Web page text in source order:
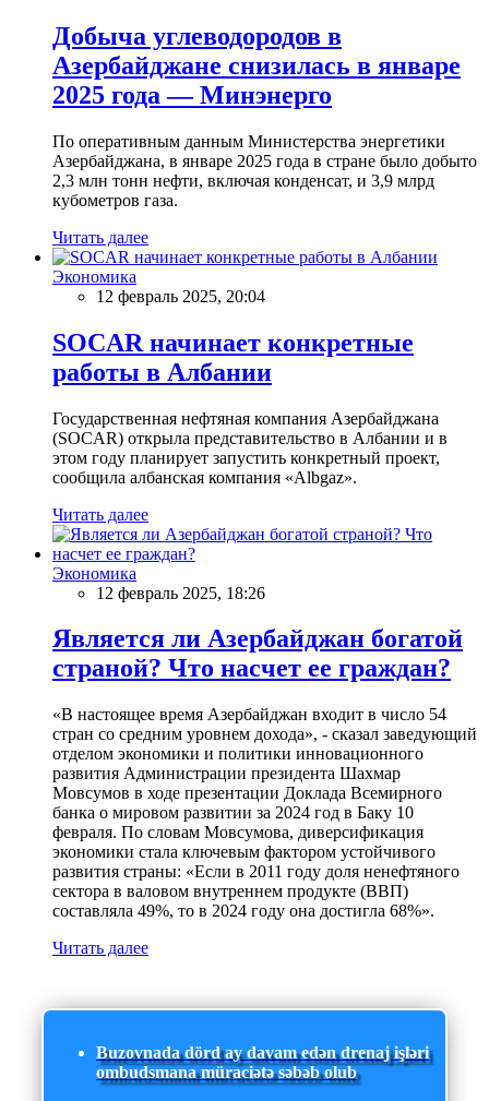
Добыча углеводородов в
Азербайджане снизилась в январе
2025 года — Минэнерго
По оперативным данным Министерства энергетики
Азербайджана, в январе 2025 года в стране было добыто
2,3 млн тонн нефти, включая конденсат, и 3,9 млрд
кубометров газа.
Читать далее
Экономика
12 февраль 2025, 20:04
SOCAR начинает конкретные
работы в Албании
Государственная нефтяная компания Азербайджана
(SOCAR) открыла представительство в Албании и в
этом году планирует запустить конкретный проект,
сообщила албанская компания «Albgaz».
Читать далее
Экономика
12 февраль 2025, 18:26
Является ли Азербайджан богатой
страной? Что насчет ее граждан?
«В настоящее время Азербайджан входит в число 54
стран со средним уровнем дохода», - сказал заведующий
отделом экономики и политики инновационного
развития Администрации президента Шахмар
Мовсумов в ходе презентации Доклада Всемирного
банка о мировом развитии за 2024 год в Баку 10
февраля. По словам Мовсумова, диверсификация
экономики стала ключевым фактором устойчивого
развития страны: «Если в 2011 году доля ненефтяного
сектора в валовом внутреннем продукте (ВВП)
составляла 49%, то в 2024 году она достигла 68%».
Читать далее
Buzovnada dörd ay davam edən drenaj işləri
ombudsmana müraciətə səbəb olub